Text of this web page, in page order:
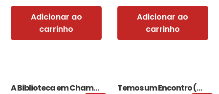
Adicionar ao
carrinho
Adicionar ao
carrinho
A Biblioteca em Chamas
Temos um Encontro (Outra Vez)